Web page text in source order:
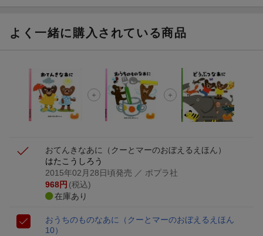
ト山分け
エントリー＆3,000円以上購入で無料データSIM（3GB/月プ
ラン）が当たる！
楽天モバイル紹介キャンペーンの拡散で300円OFFクーポン
進呈
よく一緒に購入されている商品
おてんきなあに （クーとマーのおぼえるえほん）
はたこうしろう
2015年02月28日頃発売 ／ ポプラ社
968円 (税込)
在庫あり
おうちのものなあに （クーとマーのおぼえるえほん
10）